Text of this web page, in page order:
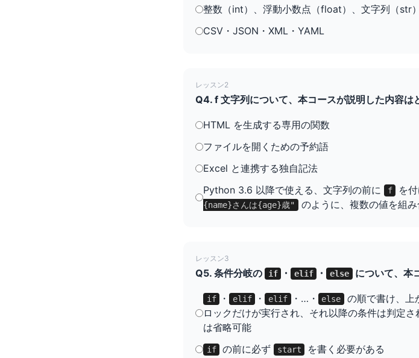
整数（int）、浮動小数点（float）、文字列（str
CSV・JSON・XML・YAML
レッスン2
Q4. f 文字列について、本コースが説明した内容は
HTML を生成する専用の関数
ファイルを開くための予約語
Excel と連携する独自記法
Python 3.6 以降で使える、文字列の前に
f を
{name}さんは{age}歳" のように、複数の値を組
レッスン3
Q5. 条件分岐の if ・ elif ・ else について、本
if ・ elif ・ elif ・…・ else の順で書け、上
ロックだけが実行され、それ以降の条件は判定さ
は省略可能
if の前に必ず start を書く必要がある